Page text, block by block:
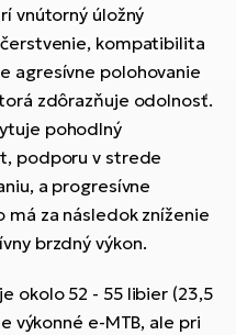
vnútorný úložný
kompatibilita
agresívne polohovanie
zdôrazňuje odolnosť.
pohodlný
podporu v strede
a progresívne
má za následok zníženie
brzdný výkon.
okolo 52 - 55 libier (23,5
výkonné e-MTB, ale pri